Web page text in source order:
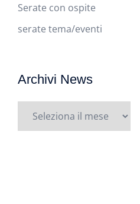
Serate con ospite
serate tema/eventi
Archivi News
News